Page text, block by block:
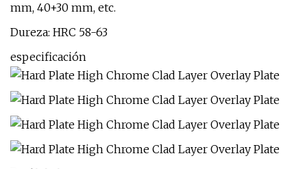
mm, 40+30 mm, etc.
Dureza: HRC 58-63
especificación